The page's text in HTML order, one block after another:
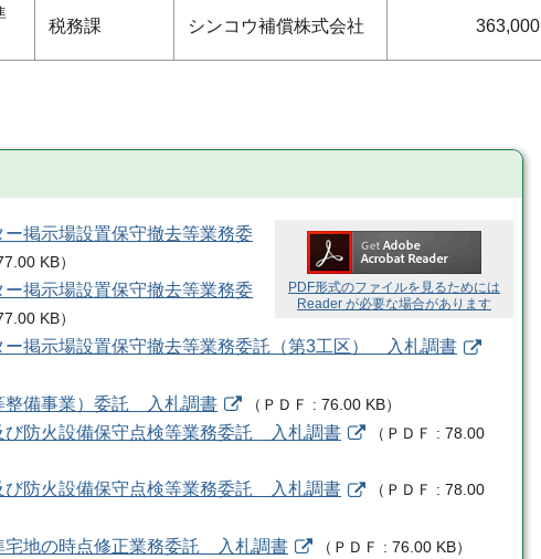
税務課 シンコウ補償株式会社 363,000
PDF形式のファイルを見るためには
Reader が必要な場合があります
掲示場設置保守撤去等業務委
KB）
掲示場設置保守撤去等業務委
KB）
掲示場設置保守撤去等業務委託（第3工区） 入札調書
整備事業）委託 入札調書 （ ＰＤＦ 76.00 KB）
防火設備保守点検等業務委託 入札調書 （ ＰＤＦ
78.00
防火設備保守点検等業務委託 入札調書 （ ＰＤＦ
78.00
地の時点修正業務委託 入札調書 （ ＰＤＦ 76.00 KB）